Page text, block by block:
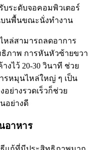
บระดับจอคอมพิวเตอร์
บนพื้นขณะนั่งทำงาน
หล่สามารถลดอาการ
ภาพ การหันหัวซ้ายขวา
งไว้ 20-30 วินาที ช่วย
รหมุนไหล่ใหญ่ ๆ เป็น
ย่างรวดเร็วก็ช่วย
อย่างดี
อาหาร